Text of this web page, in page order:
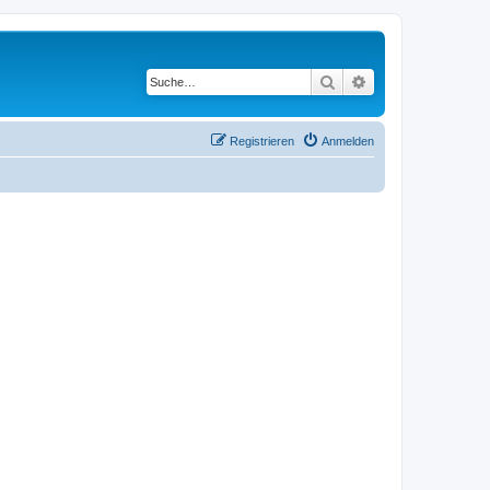
Suche
Anmelden
Registrieren